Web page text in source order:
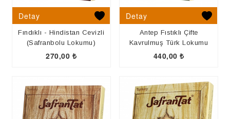
PASTA
Detay
Fındıklı - Hindistan Cevizli
(Safranbolu Lokumu)
270,00 ₺
Detay
Antep Fıstıklı Çifte
Kavrulmuş Türk Lokumu
440,00 ₺